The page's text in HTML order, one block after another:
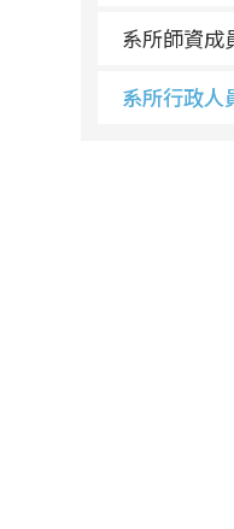
系所師資成
系所行政人